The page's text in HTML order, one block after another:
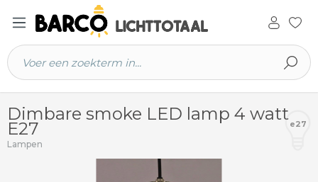
hoofdinhoud
Dimbare smoke LED lamp 4 watt
E27
Lampen
e27